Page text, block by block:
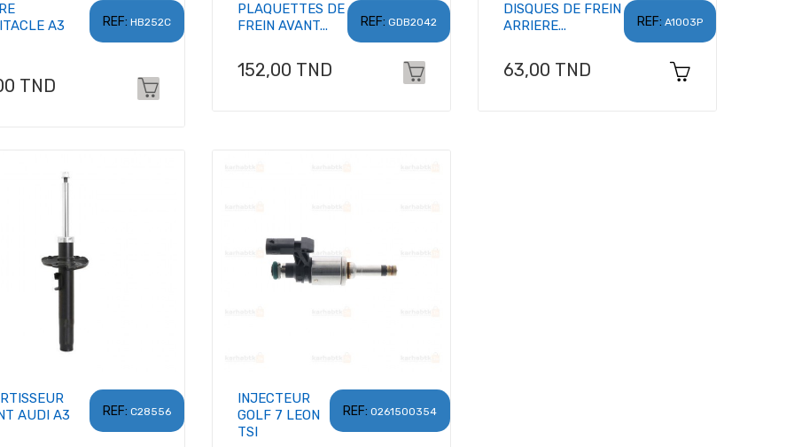
REF: HB252C
A3
TND
REF: GDB2042
PLAQUETTES DE
FREIN AVANT...
Prix
152,00 TND
REF: A1003P
DISQUES DE FREIN
ARRIERE...
Prix
63,00 TND
REF: C28556
AUDI A3
REF: 0261500354
INJECTEUR
GOLF 7 LEON
TSI